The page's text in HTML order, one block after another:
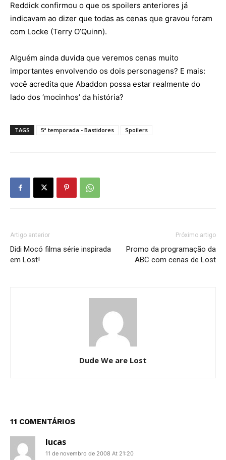
Reddick confirmou o que os spoilers anteriores já
indicavam ao dizer que todas as cenas que gravou foram
com Locke (Terry O’Quinn).
Alguém ainda duvida que veremos cenas muito
importantes envolvendo os dois personagens? E mais:
você acredita que Abaddon possa estar realmente do
lado dos ‘mocinhos’ da história?
TAGS 5ª temporada - Bastidores Spoilers
Artigo anterior
Didi Mocó filma série inspirada
em Lost!
Próximo artigo
Promo da programação da
ABC com cenas de Lost
Dude We are Lost
11 COMENTÁRIOS
lucas
11 de novembro de 2008 At 21:20